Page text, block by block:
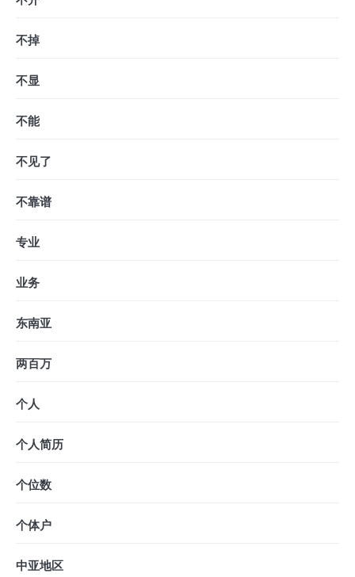
不掉
不显
不能
不见了
不靠谱
专业
业务
东南亚
两百万
个人
个人简历
个位数
个体户
中亚地区